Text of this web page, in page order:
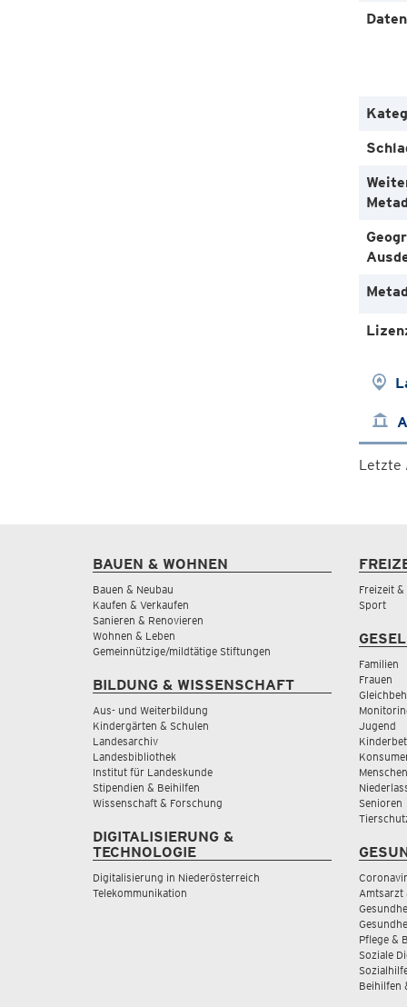
Letzte
BAUEN & WOHNEN
Bauen & Neubau
Kaufen & Verkaufen
Sanieren & Renovieren
Wohnen & Leben
Gemeinnützige/mildtätige Stiftungen
BILDUNG & WISSENSCHAFT
Aus- und Weiterbildung
Kindergärten & Schulen
Landesarchiv
Landesbibliothek
Institut für Landeskunde
Stipendien & Beihilfen
Wissenschaft & Forschung
DIGITALISIERUNG &
TECHNOLOGIE
Digitalisierung in Niederösterreich
Telekommunikation
Freizeit
Sport
Familien
Frauen
Jugend
Senioren
Amtsarzt
Pflege &
Soziale
Beihilfen